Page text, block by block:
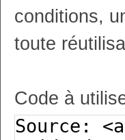
conditions,
toute
Code à